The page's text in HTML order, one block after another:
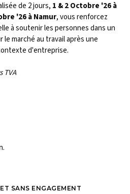
de 2 jours, 1 & 2 Octobre '26 à
'26 à Namur, vous renforcez
à soutenir les personnes dans un
marché au travail après une
d'entreprise.
TVA
SANS ENGAGEMENT